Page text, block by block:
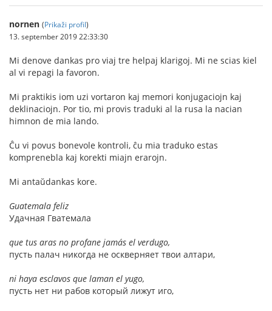
nornen (Prikaži profil)
13. september 2019 22:33:30
Mi denove dankas pro viaj tre helpaj klarigoj. Mi ne scias kiel
al vi repagi la favoron.
Mi praktikis iom uzi vortaron kaj memori konjugaciojn kaj
deklinaciojn. Por tio, mi provis traduki al la rusa la nacian
himnon de mia lando.
Ĉu vi povus bonevole kontroli, ĉu mia traduko estas
komprenebla kaj korekti miajn erarojn.
Mi antaŭdankas kore.
Guatemala feliz
Удачная Гватемала
que tus aras no profane jamás el verdugo,
пусть палач никогда не оскверняет твои алтари,
ni haya esclavos que laman el yugo,
пусть нет ни рабов который лижут иго,